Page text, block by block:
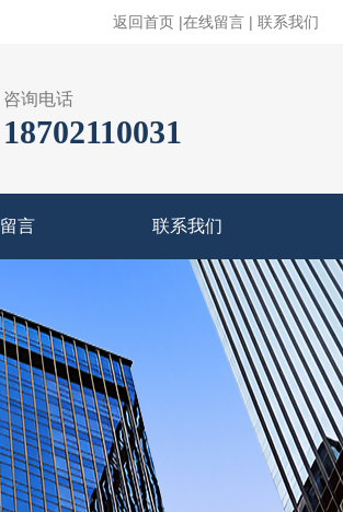
返回首页 |在线留言 | 联系我们
咨询电话
18702110031
言 联系我们